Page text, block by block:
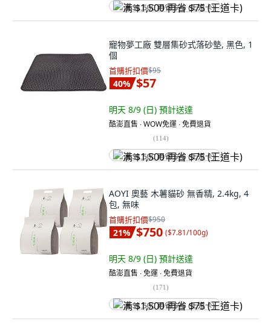
满 $1,500 再省 $75 (王道卡)
寵物夢工廠 雙層集砂式落砂墊, 黑色, 1
個
首購折扣價$95
40% $57
明天 8/9 (日) 預計送達
酷澎直售 ∙ WOW免運 ∙ 免費退貨
(114)
满 $1,500 再省 $75 (王道卡)
AOYI 奧藝 木薯貓砂 無香精, 2.4kg, 4
包, 無味
首購折扣價$950
21% $750 ($7.81/100g)
明天 8/9 (日) 預計送達
酷澎直售 ∙ 免運 ∙ 免費退貨
(171)
满 $1,500 再省 $75 (王道卡)